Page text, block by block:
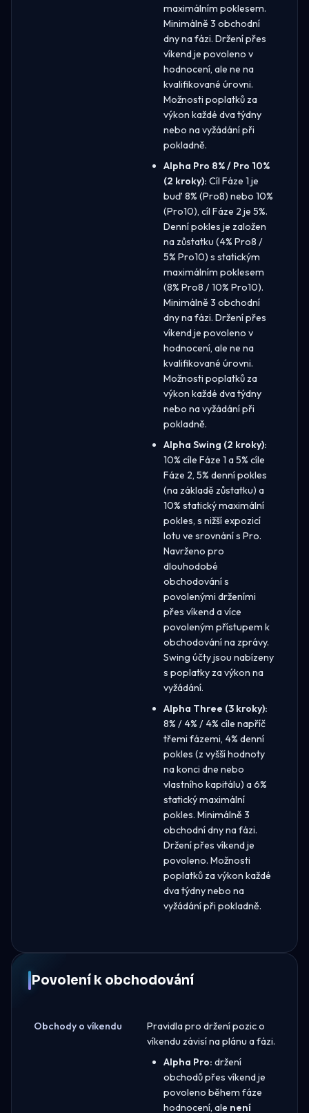
maximálním poklesem.
Minimálně 3 obchodní
dny na fázi. Držení přes
víkend je povoleno v
hodnocení, ale ne na
kvalifikované úrovni.
Možnosti poplatků za
výkon každé dva týdny
nebo na vyžádání při
pokladně.
Alpha Pro 8% / Pro 10%
(2 kroky): Cíl Fáze 1 je
buď 8% (Pro8) nebo 10%
(Pro10), cíl Fáze 2 je 5%.
Denní pokles je založen
na zůstatku (4% Pro8 /
5% Pro10) s statickým
maximálním poklesem
(8% Pro8 / 10% Pro10).
Minimálně 3 obchodní
dny na fázi. Držení přes
víkend je povoleno v
hodnocení, ale ne na
kvalifikované úrovni.
Možnosti poplatků za
výkon každé dva týdny
nebo na vyžádání při
pokladně.
Alpha Swing (2 kroky):
10% cíle Fáze 1 a 5% cíle
Fáze 2, 5% denní pokles
(na základě zůstatku) a
10% statický maximální
pokles, s nižší expozicí
lotu ve srovnání s Pro.
Navrženo pro
dlouhodobé
obchodování s
povolenými drženími
přes víkend a více
povoleným přístupem k
obchodování na zprávy.
Swing účty jsou nabízeny
s poplatky za výkon na
vyžádání.
Alpha Three (3 kroky):
8% / 4% / 4% cíle napříč
třemi fázemi, 4% denní
pokles (z vyšší hodnoty
na konci dne nebo
vlastního kapitálu) a 6%
statický maximální
pokles. Minimálně 3
obchodní dny na fázi.
Držení přes víkend je
povoleno. Možnosti
poplatků za výkon každé
dva týdny nebo na
vyžádání při pokladně.
Povolení k obchodování
Obchody o víkendu
Pravidla pro držení pozic o
víkendu závisí na plánu a fázi.
Alpha Pro: držení
obchodů přes víkend je
povoleno během fáze
hodnocení, ale není